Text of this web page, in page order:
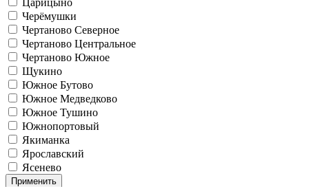
Царицыно
Черёмушки
Чертаново Северное
Чертаново Центральное
Чертаново Южное
Щукино
Южное Бутово
Южное Медведково
Южное Тушино
Южнопортовый
Якиманка
Ярославский
Ясенево
Применить